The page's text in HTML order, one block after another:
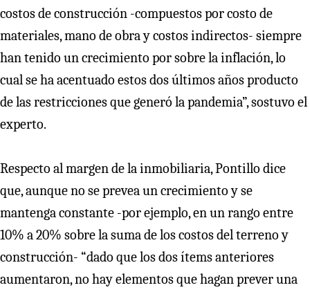
costos de construcción -compuestos por costo de
materiales, mano de obra y costos indirectos- siempre
han tenido un crecimiento por sobre la inflación, lo
cual se ha acentuado estos dos últimos años producto
de las restricciones que generó la pandemia”, sostuvo el
experto.
Respecto al margen de la inmobiliaria, Pontillo dice
que, aunque no se prevea un crecimiento y se
mantenga constante -por ejemplo, en un rango entre
10% a 20% sobre la suma de los costos del terreno y
construcción- “dado que los dos ítems anteriores
aumentaron, no hay elementos que hagan prever una